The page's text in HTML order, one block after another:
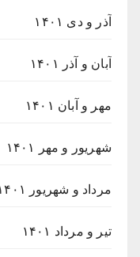
آذر و دی ۱۴۰۱
آبان و آذر ۱۴۰۱
مهر و آبان ۱۴۰۱
شهریور و مهر ۱۴۰۱
مرداد و شهریور ۱۴۰۱
تیر و مرداد ۱۴۰۱